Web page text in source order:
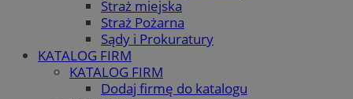
Straż miejska
Straż Pożarna
Sądy i Prokuratury
KATALOG FIRM
KATALOG FIRM
Dodaj firmę do katalogu